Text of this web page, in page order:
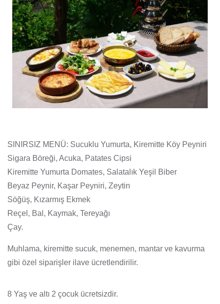
SINIRSIZ MENÜ: Sucuklu Yumurta, Kiremitte Köy Peyniri
Sigara Böreği, Acuka, Patates Cipsi
Kiremitte Yumurta Domates, Salatalık Yeşil Biber
Beyaz Peynir, Kaşar Peyniri, Zeytin
Söğüş, Kızarmış Ekmek
Reçel, Bal, Kaymak, Tereyağı
Çay.
Muhlama, kiremitte sucuk, menemen, mantar ve kavurma
gibi özel siparişler ilave ücretlendirilir.
8 Yaş ve altı 2 çocuk ücretsizdir.